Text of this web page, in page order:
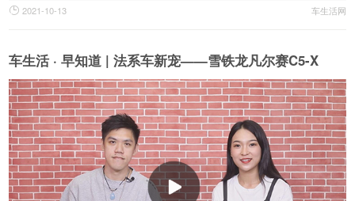
 2021-10-13 车生活网
车生活 · 早知道 | 法系车新宠——雪铁龙凡尔赛C5-X